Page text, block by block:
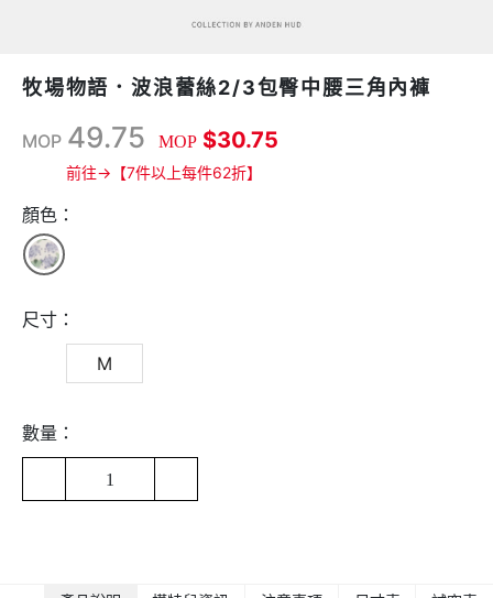
牧場物語．波浪蕾絲2/3包臀中腰三角內褲
MOP 49.75 MOP $30.75
前往→【7件以上每件62折】
顏色：
尺寸：
M
數量：
1